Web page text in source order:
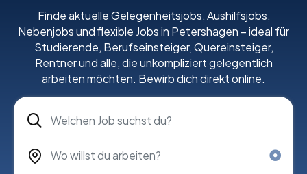
Finde aktuelle Gelegenheitsjobs, Aushilfsjobs,
Nebenjobs und flexible Jobs in Petershagen – ideal für
Studierende, Berufseinsteiger, Quereinsteiger,
Rentner und alle, die unkompliziert gelegentlich
arbeiten möchten. Bewirb dich direkt online.